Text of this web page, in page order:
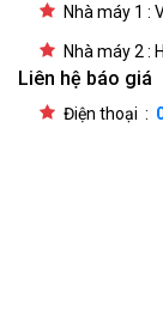
Nhà máy 1 :
Nhà máy 2 :
Liên hệ báo giá
Điện thoại :